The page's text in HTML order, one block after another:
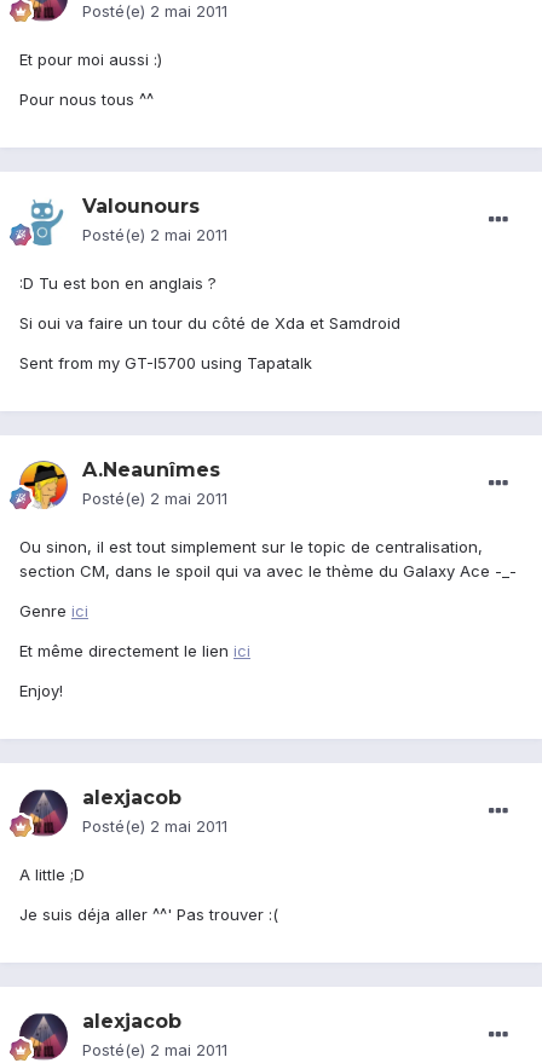
Posté(e) 2 mai 2011
Et pour moi aussi :)
Pour nous tous ^^
Valounours
Posté(e) 2 mai 2011
:D Tu est bon en anglais ?
Si oui va faire un tour du côté de Xda et Samdroid
Sent from my GT-I5700 using Tapatalk
A.Neaunîmes
Posté(e) 2 mai 2011
Ou sinon, il est tout simplement sur le topic de centralisation,
section CM, dans le spoil qui va avec le thème du Galaxy Ace -_-
Genre ici
Et même directement le lien ici
Enjoy!
alexjacob
Posté(e) 2 mai 2011
A little ;D
Je suis déja aller ^^' Pas trouver :(
alexjacob
Posté(e) 2 mai 2011